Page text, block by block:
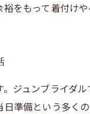
をもって着付けや
ジュンブライダ
準備という多